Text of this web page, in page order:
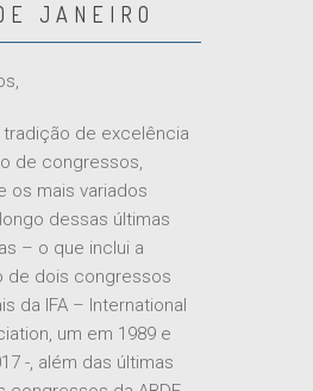
JANEIRO
tradição de excelência
de congressos,
os mais variados
dessas últimas
– o que inclui a
de dois congressos
da IFA – International
um em 1989 e
-, além das últimas